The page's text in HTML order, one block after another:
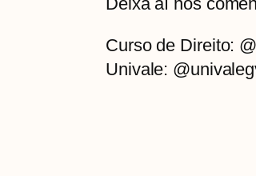
Curso de Direito:
Univale: